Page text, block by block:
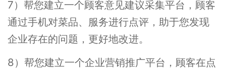
7）帮您建立一个顾客意见建议采集平台，顾客
通过手机对菜品、服务进行点评，助于您发现
企业存在的问题，更好地改进。
8）帮您建立一个企业营销推广平台，顾客在点